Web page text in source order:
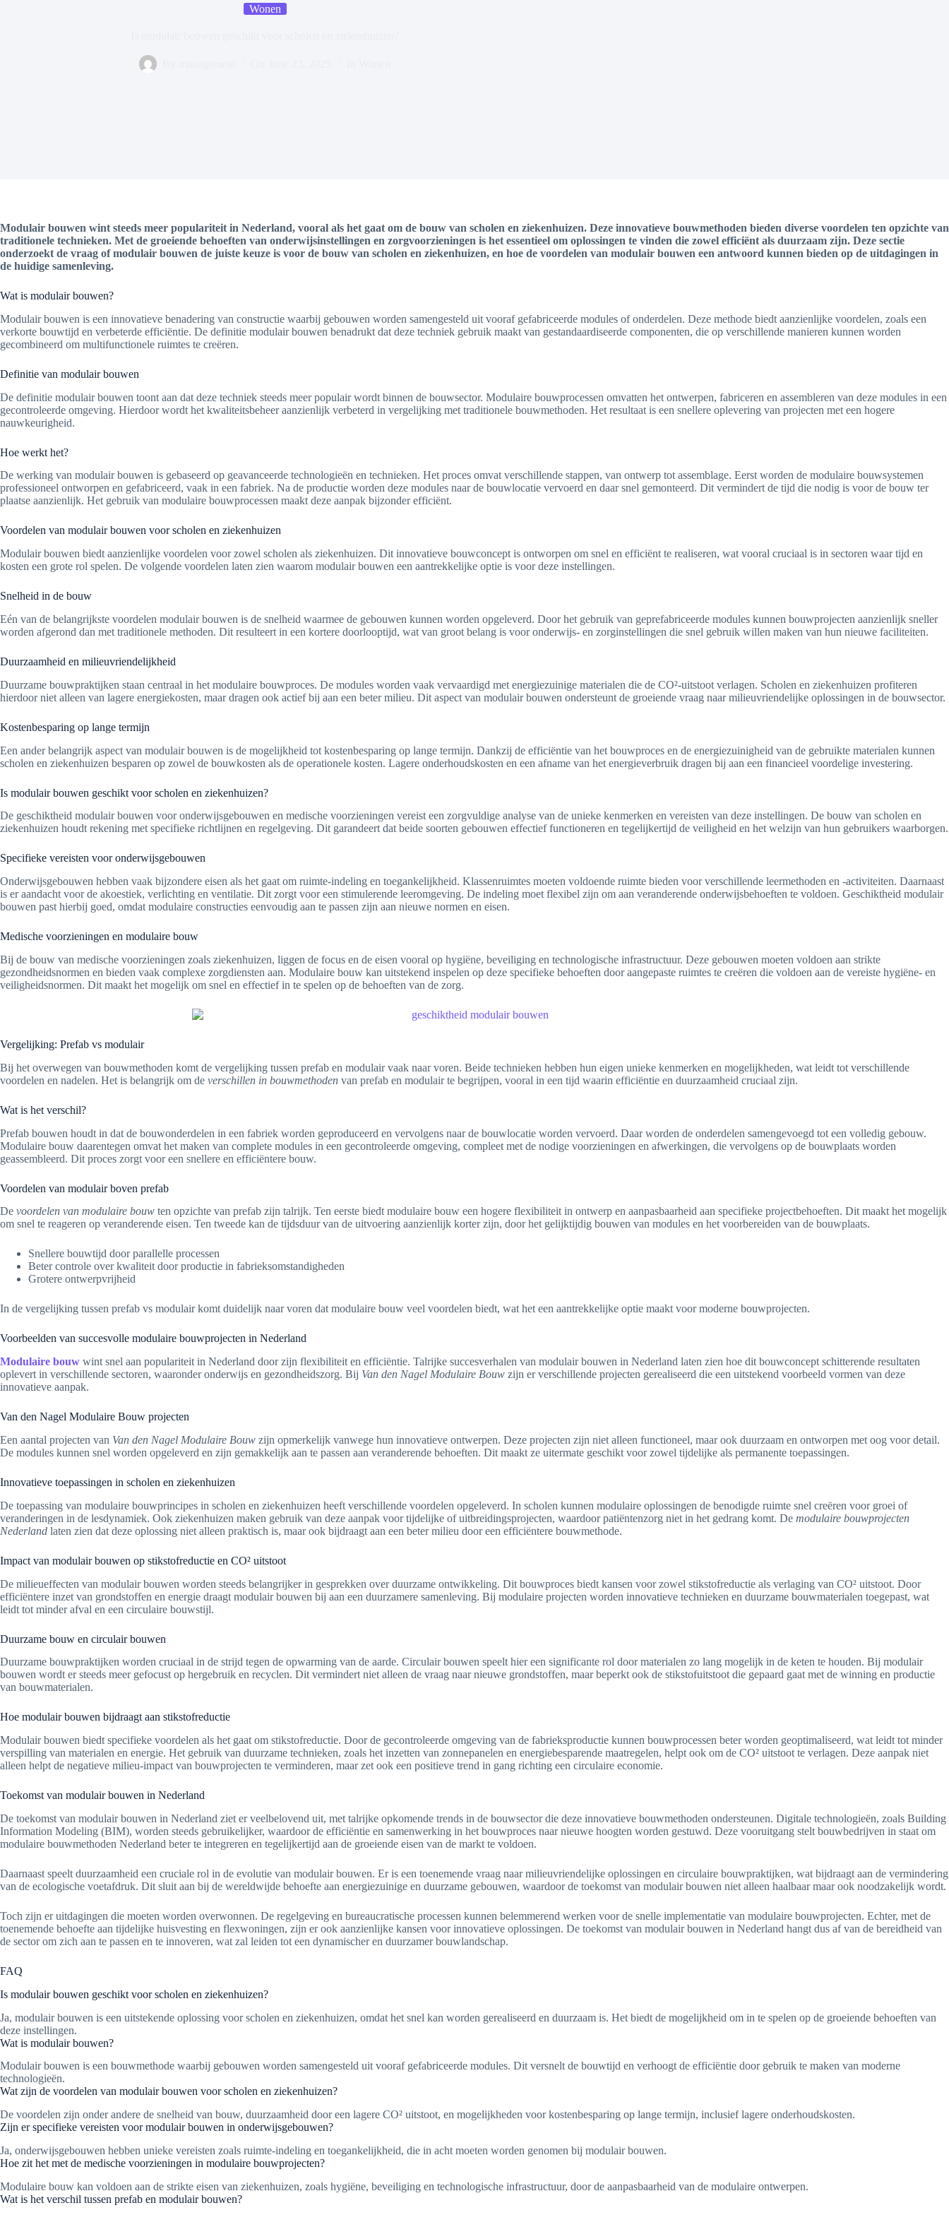
Wonen
Modulair bouwen wint steeds meer populariteit in Nederland, vooral als het gaat om de bouw van scholen en ziekenhuizen. Deze innovatieve bouwmethoden bieden diverse voordelen ten opzichte van
traditionele technieken. Met de groeiende behoeften van onderwijsinstellingen en zorgvoorzieningen is het essentieel om oplossingen te vinden die zowel efficiënt als duurzaam zijn. Deze sectie
onderzoekt de vraag of modulair bouwen de juiste keuze is voor de bouw van scholen en ziekenhuizen, en hoe de voordelen van modulair bouwen een antwoord kunnen bieden op de uitdagingen in
de huidige samenleving.
Wat is modulair bouwen?
Modulair bouwen is een innovatieve benadering van constructie waarbij gebouwen worden samengesteld uit vooraf gefabriceerde modules of onderdelen. Deze methode biedt aanzienlijke voordelen, zoals een
verkorte bouwtijd en verbeterde efficiëntie. De definitie modulair bouwen benadrukt dat deze techniek gebruik maakt van gestandaardiseerde componenten, die op verschillende manieren kunnen worden
gecombineerd om multifunctionele ruimtes te creëren.
Definitie van modulair bouwen
De definitie modulair bouwen toont aan dat deze techniek steeds meer populair wordt binnen de bouwsector. Modulaire bouwprocessen omvatten het ontwerpen, fabriceren en assembleren van deze modules in een
gecontroleerde omgeving. Hierdoor wordt het kwaliteitsbeheer aanzienlijk verbeterd in vergelijking met traditionele bouwmethoden. Het resultaat is een snellere oplevering van projecten met een hogere
nauwkeurigheid.
Hoe werkt het?
De werking van modulair bouwen is gebaseerd op geavanceerde technologieën en technieken. Het proces omvat verschillende stappen, van ontwerp tot assemblage. Eerst worden de modulaire bouwsystemen
professioneel ontworpen en gefabriceerd, vaak in een fabriek. Na de productie worden deze modules naar de bouwlocatie vervoerd en daar snel gemonteerd. Dit vermindert de tijd die nodig is voor de bouw ter
plaatse aanzienlijk. Het gebruik van modulaire bouwprocessen maakt deze aanpak bijzonder efficiënt.
Voordelen van modulair bouwen voor scholen en ziekenhuizen
Modulair bouwen biedt aanzienlijke voordelen voor zowel scholen als ziekenhuizen. Dit innovatieve bouwconcept is ontworpen om snel en efficiënt te realiseren, wat vooral cruciaal is in sectoren waar tijd en
kosten een grote rol spelen. De volgende voordelen laten zien waarom modulair bouwen een aantrekkelijke optie is voor deze instellingen.
Snelheid in de bouw
Eén van de belangrijkste voordelen modulair bouwen is de snelheid waarmee de gebouwen kunnen worden opgeleverd. Door het gebruik van geprefabriceerde modules kunnen bouwprojecten aanzienlijk sneller
worden afgerond dan met traditionele methoden. Dit resulteert in een kortere doorlooptijd, wat van groot belang is voor onderwijs- en zorginstellingen die snel gebruik willen maken van hun nieuwe faciliteiten.
Duurzaamheid en milieuvriendelijkheid
Duurzame bouwpraktijken staan centraal in het modulaire bouwproces. De modules worden vaak vervaardigd met energiezuinige materialen die de CO²-uitstoot verlagen. Scholen en ziekenhuizen profiteren
hierdoor niet alleen van lagere energiekosten, maar dragen ook actief bij aan een beter milieu. Dit aspect van modulair bouwen ondersteunt de groeiende vraag naar milieuvriendelijke oplossingen in de bouwsector.
Kostenbesparing op lange termijn
Een ander belangrijk aspect van modulair bouwen is de mogelijkheid tot kostenbesparing op lange termijn. Dankzij de efficiëntie van het bouwproces en de energiezuinigheid van de gebruikte materialen kunnen
scholen en ziekenhuizen besparen op zowel de bouwkosten als de operationele kosten. Lagere onderhoudskosten en een afname van het energieverbruik dragen bij aan een financieel voordelige investering.
Is modulair bouwen geschikt voor scholen en ziekenhuizen?
De geschiktheid modulair bouwen voor onderwijsgebouwen en medische voorzieningen vereist een zorgvuldige analyse van de unieke kenmerken en vereisten van deze instellingen. De bouw van scholen en
ziekenhuizen houdt rekening met specifieke richtlijnen en regelgeving. Dit garandeert dat beide soorten gebouwen effectief functioneren en tegelijkertijd de veiligheid en het welzijn van hun gebruikers waarborgen.
Specifieke vereisten voor onderwijsgebouwen
Onderwijsgebouwen hebben vaak bijzondere eisen als het gaat om ruimte-indeling en toegankelijkheid. Klassenruimtes moeten voldoende ruimte bieden voor verschillende leermethoden en -activiteiten. Daarnaast
is er aandacht voor de akoestiek, verlichting en ventilatie. Dit zorgt voor een stimulerende leeromgeving. De indeling moet flexibel zijn om aan veranderende onderwijsbehoeften te voldoen. Geschiktheid modulair
bouwen past hierbij goed, omdat modulaire constructies eenvoudig aan te passen zijn aan nieuwe normen en eisen.
Medische voorzieningen en modulaire bouw
Bij de bouw van medische voorzieningen zoals ziekenhuizen, liggen de focus en de eisen vooral op hygiëne, beveiliging en technologische infrastructuur. Deze gebouwen moeten voldoen aan strikte
gezondheidsnormen en bieden vaak complexe zorgdiensten aan. Modulaire bouw kan uitstekend inspelen op deze specifieke behoeften door aangepaste ruimtes te creëren die voldoen aan de vereiste hygiëne- en
veiligheidsnormen. Dit maakt het mogelijk om snel en effectief in te spelen op de behoeften van de zorg.
Vergelijking: Prefab vs modulair
Bij het overwegen van bouwmethoden komt de vergelijking tussen prefab en modulair vaak naar voren. Beide technieken hebben hun eigen unieke kenmerken en mogelijkheden, wat leidt tot verschillende
voordelen en nadelen. Het is belangrijk om de verschillen in bouwmethoden van prefab en modulair te begrijpen, vooral in een tijd waarin efficiëntie en duurzaamheid cruciaal zijn.
Wat is het verschil?
Prefab bouwen houdt in dat de bouwonderdelen in een fabriek worden geproduceerd en vervolgens naar de bouwlocatie worden vervoerd. Daar worden de onderdelen samengevoegd tot een volledig gebouw.
Modulaire bouw daarentegen omvat het maken van complete modules in een gecontroleerde omgeving, compleet met de nodige voorzieningen en afwerkingen, die vervolgens op de bouwplaats worden
geassembleerd. Dit proces zorgt voor een snellere en efficiëntere bouw.
Voordelen van modulair boven prefab
De voordelen van modulaire bouw ten opzichte van prefab zijn talrijk. Ten eerste biedt modulaire bouw een hogere flexibiliteit in ontwerp en aanpasbaarheid aan specifieke projectbehoeften. Dit maakt het mogelijk
om snel te reageren op veranderende eisen. Ten tweede kan de tijdsduur van de uitvoering aanzienlijk korter zijn, door het gelijktijdig bouwen van modules en het voorbereiden van de bouwplaats.
Snellere bouwtijd door parallelle processen
Beter controle over kwaliteit door productie in fabrieksomstandigheden
Grotere ontwerpvrijheid
In de vergelijking tussen prefab vs modulair komt duidelijk naar voren dat modulaire bouw veel voordelen biedt, wat het een aantrekkelijke optie maakt voor moderne bouwprojecten.
Voorbeelden van succesvolle modulaire bouwprojecten in Nederland
Modulaire bouw wint snel aan populariteit in Nederland door zijn flexibiliteit en efficiëntie. Talrijke succesverhalen van modulair bouwen in Nederland laten zien hoe dit bouwconcept schitterende resultaten
oplevert in verschillende sectoren, waaronder onderwijs en gezondheidszorg. Bij Van den Nagel Modulaire Bouw zijn er verschillende projecten gerealiseerd die een uitstekend voorbeeld vormen van deze
innovatieve aanpak.
Van den Nagel Modulaire Bouw projecten
Een aantal projecten van Van den Nagel Modulaire Bouw zijn opmerkelijk vanwege hun innovatieve ontwerpen. Deze projecten zijn niet alleen functioneel, maar ook duurzaam en ontworpen met oog voor detail.
De modules kunnen snel worden opgeleverd en zijn gemakkelijk aan te passen aan veranderende behoeften. Dit maakt ze uitermate geschikt voor zowel tijdelijke als permanente toepassingen.
Innovatieve toepassingen in scholen en ziekenhuizen
De toepassing van modulaire bouwprincipes in scholen en ziekenhuizen heeft verschillende voordelen opgeleverd. In scholen kunnen modulaire oplossingen de benodigde ruimte snel creëren voor groei of
veranderingen in de lesdynamiek. Ook ziekenhuizen maken gebruik van deze aanpak voor tijdelijke of uitbreidingsprojecten, waardoor patiëntenzorg niet in het gedrang komt. De modulaire bouwprojecten
Nederland laten zien dat deze oplossing niet alleen praktisch is, maar ook bijdraagt aan een beter milieu door een efficiëntere bouwmethode.
Impact van modulair bouwen op stikstofreductie en CO² uitstoot
De milieueffecten van modulair bouwen worden steeds belangrijker in gesprekken over duurzame ontwikkeling. Dit bouwproces biedt kansen voor zowel stikstofreductie als verlaging van CO² uitstoot. Door
efficiëntere inzet van grondstoffen en energie draagt modulair bouwen bij aan een duurzamere samenleving. Bij modulaire projecten worden innovatieve technieken en duurzame bouwmaterialen toegepast, wat
leidt tot minder afval en een circulaire bouwstijl.
Duurzame bouw en circulair bouwen
Duurzame bouwpraktijken worden cruciaal in de strijd tegen de opwarming van de aarde. Circulair bouwen speelt hier een significante rol door materialen zo lang mogelijk in de keten te houden. Bij modulair
bouwen wordt er steeds meer gefocust op hergebruik en recyclen. Dit vermindert niet alleen de vraag naar nieuwe grondstoffen, maar beperkt ook de stikstofuitstoot die gepaard gaat met de winning en productie
van bouwmaterialen.
Hoe modulair bouwen bijdraagt aan stikstofreductie
Modulair bouwen biedt specifieke voordelen als het gaat om stikstofreductie. Door de gecontroleerde omgeving van de fabrieksproductie kunnen bouwprocessen beter worden geoptimaliseerd, wat leidt tot minder
verspilling van materialen en energie. Het gebruik van duurzame technieken, zoals het inzetten van zonnepanelen en energiebesparende maatregelen, helpt ook om de CO² uitstoot te verlagen. Deze aanpak niet
alleen helpt de negatieve milieu-impact van bouwprojecten te verminderen, maar zet ook een positieve trend in gang richting een circulaire economie.
Toekomst van modulair bouwen in Nederland
De toekomst van modulair bouwen in Nederland ziet er veelbelovend uit, met talrijke opkomende trends in de bouwsector die deze innovatieve bouwmethoden ondersteunen. Digitale technologieën, zoals Building
Information Modeling (BIM), worden steeds gebruikelijker, waardoor de efficiëntie en samenwerking in het bouwproces naar nieuwe hoogten worden gestuwd. Deze vooruitgang stelt bouwbedrijven in staat om
modulaire bouwmethoden Nederland beter te integreren en tegelijkertijd aan de groeiende eisen van de markt te voldoen.
Daarnaast speelt duurzaamheid een cruciale rol in de evolutie van modulair bouwen. Er is een toenemende vraag naar milieuvriendelijke oplossingen en circulaire bouwpraktijken, wat bijdraagt aan de vermindering
van de ecologische voetafdruk. Dit sluit aan bij de wereldwijde behoefte aan energiezuinige en duurzame gebouwen, waardoor de toekomst van modulair bouwen niet alleen haalbaar maar ook noodzakelijk wordt.
Toch zijn er uitdagingen die moeten worden overwonnen. De regelgeving en bureaucratische processen kunnen belemmerend werken voor de snelle implementatie van modulaire bouwprojecten. Echter, met de
toenemende behoefte aan tijdelijke huisvesting en flexwoningen, zijn er ook aanzienlijke kansen voor innovatieve oplossingen. De toekomst van modulair bouwen in Nederland hangt dus af van de bereidheid van
de sector om zich aan te passen en te innoveren, wat zal leiden tot een dynamischer en duurzamer bouwlandschap.
FAQ
Is modulair bouwen geschikt voor scholen en ziekenhuizen?
Ja, modulair bouwen is een uitstekende oplossing voor scholen en ziekenhuizen, omdat het snel kan worden gerealiseerd en duurzaam is. Het biedt de mogelijkheid om in te spelen op de groeiende behoeften van
deze instellingen.
Wat is modulair bouwen?
Modulair bouwen is een bouwmethode waarbij gebouwen worden samengesteld uit vooraf gefabriceerde modules. Dit versnelt de bouwtijd en verhoogt de efficiëntie door gebruik te maken van moderne
technologieën.
Wat zijn de voordelen van modulair bouwen voor scholen en ziekenhuizen?
De voordelen zijn onder andere de snelheid van bouw, duurzaamheid door een lagere CO² uitstoot, en mogelijkheden voor kostenbesparing op lange termijn, inclusief lagere onderhoudskosten.
Zijn er specifieke vereisten voor modulair bouwen in onderwijsgebouwen?
Ja, onderwijsgebouwen hebben unieke vereisten zoals ruimte-indeling en toegankelijkheid, die in acht moeten worden genomen bij modulair bouwen.
Hoe zit het met de medische voorzieningen in modulaire bouwprojecten?
Modulaire bouw kan voldoen aan de strikte eisen van ziekenhuizen, zoals hygiëne, beveiliging en technologische infrastructuur, door de aanpasbaarheid van de modulaire ontwerpen.
Wat is het verschil tussen prefab en modulair bouwen?